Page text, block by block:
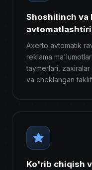
Shoshilinch va
Axerto avtomatik
reklama
taymerlari,
va cheklangan
Ko'rib chiqish